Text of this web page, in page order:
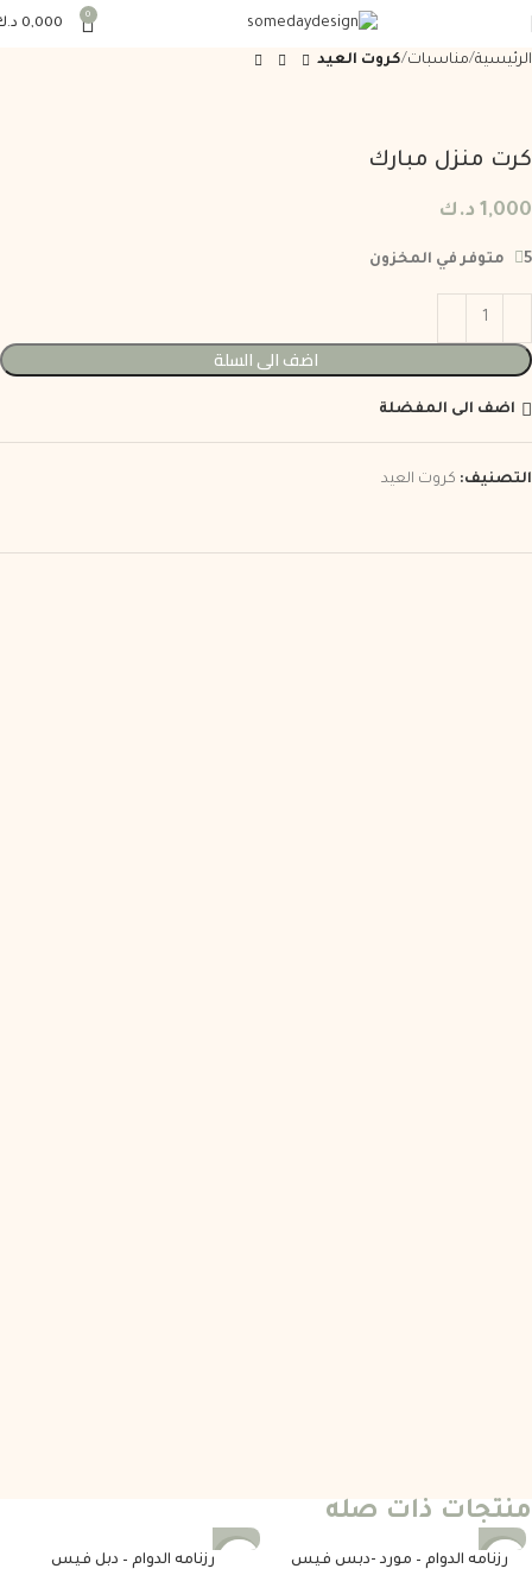
0
0,000
الرئيسية مناسبات كروت العيد
كرت منزل مبارك
1,000 د.ك
5 متوفر في المخزون
اضف الى السلة
اضف الى المفضلة
التصنيف: كروت العيد
منتجات ذات صله
-25%
رزنامه الدوام – مورد -دبس فيس رزنامه الدوام – دبل فيس